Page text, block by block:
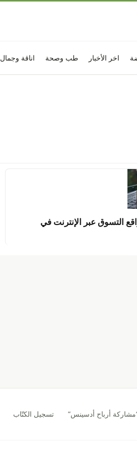
اخر الأخبار طب وصحة اناقة وجمال
التسوق عبر الإنترنت في
أرباح أدسينس” تسجيل الكتّاب